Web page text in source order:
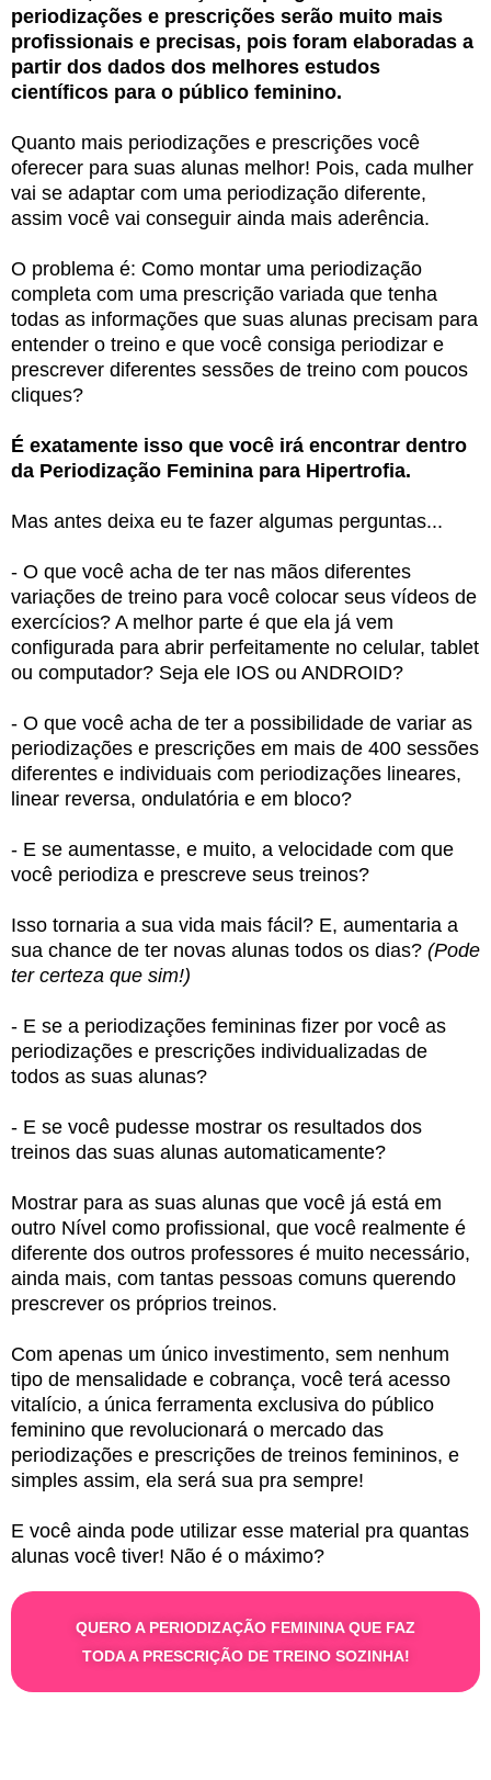
periodizações e prescrições serão muito mais
profissionais e precisas, pois foram elaboradas a
partir dos dados dos melhores estudos
científicos para o público feminino.
Quanto mais periodizações e prescrições você
oferecer para suas alunas melhor! Pois, cada mulher
vai se adaptar com uma periodização diferente,
assim você vai conseguir ainda mais aderência.
O problema é: Como montar uma periodização
completa com uma prescrição variada que tenha
todas as informações que suas alunas precisam para
entender o treino e que você consiga periodizar e
prescrever diferentes sessões de treino com poucos
cliques?
É exatamente isso que você irá encontrar dentro
da Periodização Feminina para Hipertrofia.
Mas antes deixa eu te fazer algumas perguntas...
- O que você acha de ter nas mãos diferentes
variações de treino para você colocar seus vídeos de
exercícios? A melhor parte é que ela já vem
configurada para abrir perfeitamente no celular, tablet
ou computador? Seja ele IOS ou ANDROID?
- O que você acha de ter a possibilidade de variar as
periodizações e prescrições em mais de 400 sessões
diferentes e individuais com periodizações lineares,
linear reversa, ondulatória e em bloco?
- E se aumentasse, e muito, a velocidade com que
você periodiza e prescreve seus treinos?
Isso tornaria a sua vida mais fácil? E, aumentaria a
sua chance de ter novas alunas todos os dias? (Pode
ter certeza que sim!)
- E se a periodizações femininas fizer por você as
periodizações e prescrições individualizadas de
todos as suas alunas?
- E se você pudesse mostrar os resultados dos
treinos das suas alunas automaticamente?
Mostrar para as suas alunas que você já está em
outro Nível como profissional, que você realmente é
diferente dos outros professores é muito necessário,
ainda mais, com tantas pessoas comuns querendo
prescrever os próprios treinos.
Com apenas um único investimento, sem nenhum
tipo de mensalidade e cobrança, você terá acesso
vitalício, a única ferramenta exclusiva do público
feminino que revolucionará o mercado das
periodizações e prescrições de treinos femininos, e
simples assim, ela será sua pra sempre!
E você ainda pode utilizar esse material pra quantas
alunas você tiver! Não é o máximo?
QUERO A PERIODIZAÇÃO FEMININA QUE FAZ
TODA A PRESCRIÇÃO DE TREINO SOZINHA!